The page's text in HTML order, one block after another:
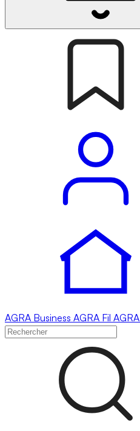
AGRA Business AGRA Fil AGRA